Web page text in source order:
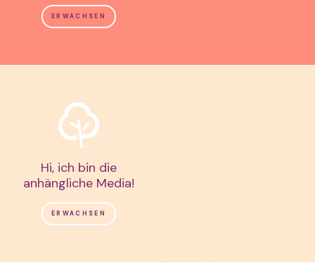
ERWACHSEN
Hi, ich bin die
anhängliche Media!
ERWACHSEN